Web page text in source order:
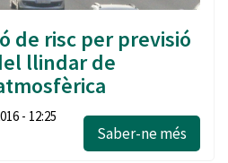
de risc per previsió
llindar de
- 12:25
Saber-ne més